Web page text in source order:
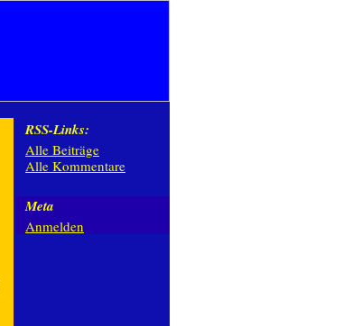
RSS-Links:
Alle Beiträge
Alle Kommentare
Meta
Anmelden